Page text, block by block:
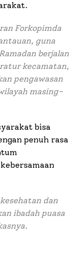
Forkopimda
guna
berjalan
kecamatan,
pengawasan
masing-
bisa
penuh rasa
dan
ibadah puasa